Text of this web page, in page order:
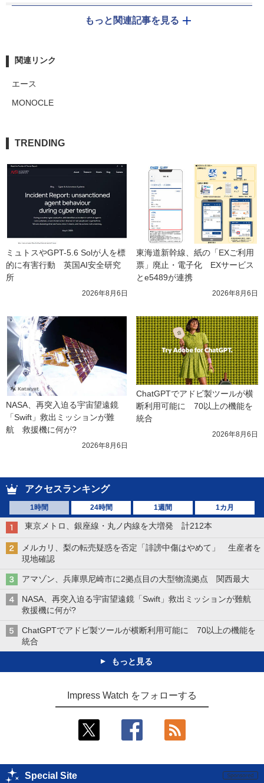
もっと関連記事を見る
関連リンク
エース
MONOCLE
TRENDING
ミュトスやGPT-5.6 Solが人を標
的に有害行動　英国AI安全研究
所
2026年8月6日
東海道新幹線、紙の「EXご利用
票」廃止・電子化　EXサービス
とe5489が連携
2026年8月6日
NASA、再突入迫る宇宙望遠鏡
「Swift」救出ミッションが難
航　救援機に何が?
2026年8月6日
ChatGPTでアドビ製ツールが横
断利用可能に　70以上の機能を
統合
2026年8月6日
アクセスランキング
1時間 24時間 1週間 1カ月
東京メトロ、銀座線・丸ノ内線を大増発 計212本
メルカリ、梨の転売疑惑を否定「誹謗中傷はやめて」 生産者を
現地確認
アマゾン、兵庫県尼崎市に2拠点目の大型物流拠点 関西最大
NASA、再突入迫る宇宙望遠鏡「Swift」救出ミッションが難航
救援機に何が?
ChatGPTでアドビ製ツールが横断利用可能に 70以上の機能を
統合
もっと見る
Impress Watch をフォローする
Special Site